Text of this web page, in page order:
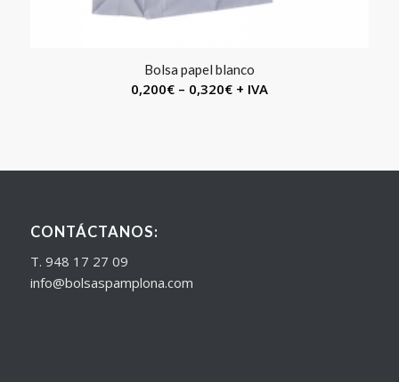
Bolsa papel blanco
0,200€– 0,320€+ IVA
CONTÁCTANOS:
T. 948 17 27 09
info@bolsaspamplona.com